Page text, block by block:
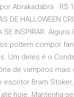
Abrakadabra . R$
DE HALLOWEEN
SE INSPIRAR.
podem compor
Um deles é o
de vampiros mais
escritor Bram
hoje. Mantenha-